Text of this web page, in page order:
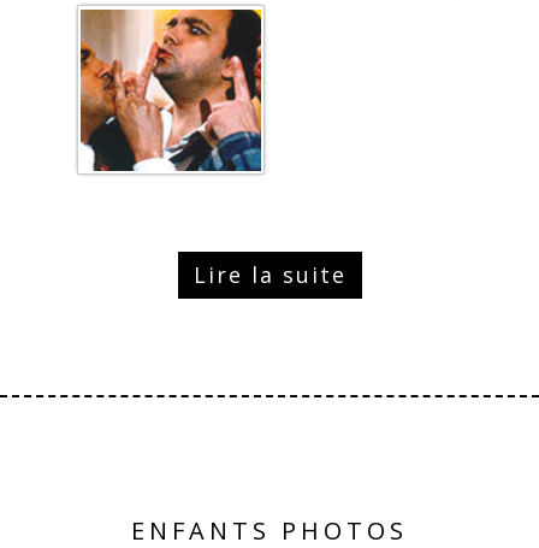
Lire la suite
ENFANTS PHOTOS